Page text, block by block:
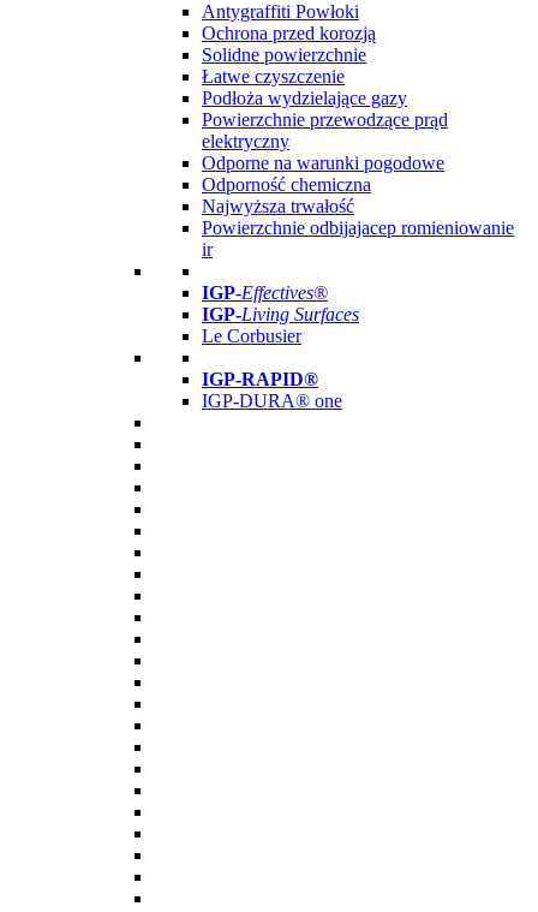
Antygraffiti Powłoki
Ochrona przed korozją
Solidne powierzchnie
Łatwe czyszczenie
Podłoża wydzielające gazy
Powierzchnie przewodzące prąd
elektryczny
Odporne na warunki pogodowe
Odporność chemiczna
Najwyższa trwałość
Powierzchnie odbijajacep romieniowanie
ir
IGP-Effectives®
IGP-Living Surfaces
Le Corbusier
IGP-RAPID®
IGP-DURA® one